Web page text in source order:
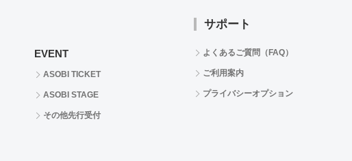
EVENT
ASOBI TICKET
ASOBI STAGE
その他先行受付
サポート
よくあるご質問（FAQ）
ご利用案内
プライバシーオプション